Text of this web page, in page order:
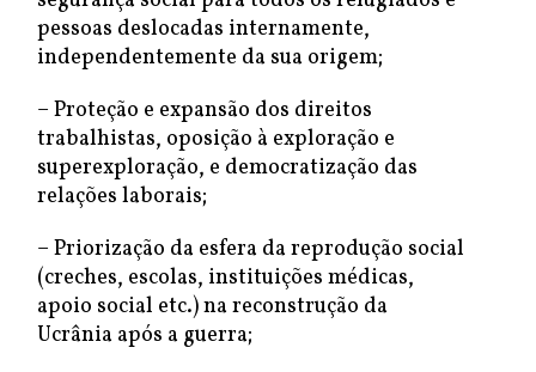
pessoas deslocadas internamente,
independentemente da sua origem;
– Proteção e expansão dos direitos
trabalhistas, oposição à exploração e
superexploração, e democratização das
relações laborais;
– Priorização da esfera da reprodução social
(creches, escolas, instituições médicas,
apoio social etc.) na reconstrução da
Ucrânia após a guerra;